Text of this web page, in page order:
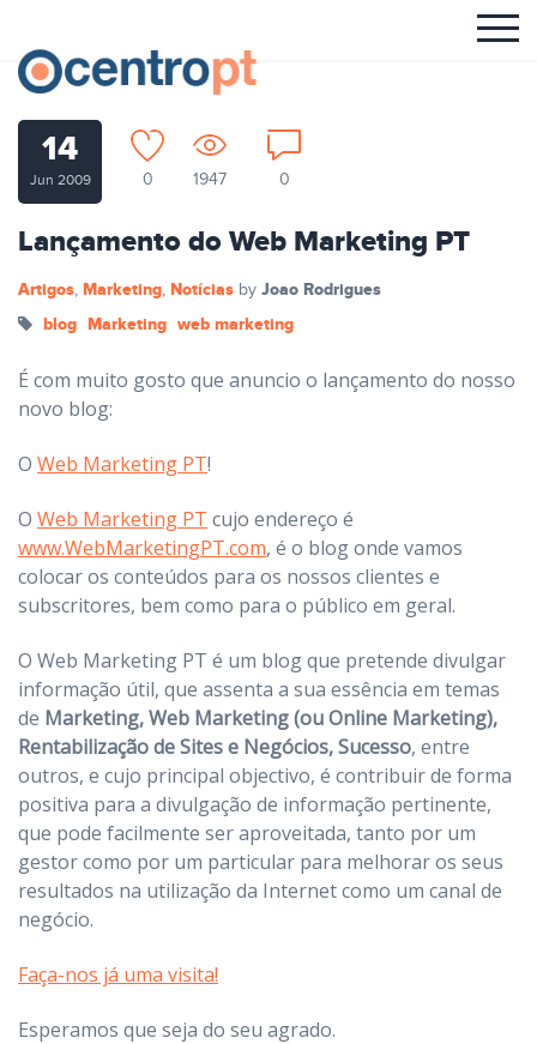
14
Jun 2009 0 1947 0
Lançamento do Web Marketing PT
Artigos, Marketing, Notícias by Joao Rodrigues
blog Marketing web marketing
É com muito gosto que anuncio o lançamento do nosso
novo blog:
O Web Marketing PT!
O Web Marketing PT cujo endereço é
www.WebMarketingPT.com, é o blog onde vamos
colocar os conteúdos para os nossos clientes e
subscritores, bem como para o público em geral.
O Web Marketing PT é um blog que pretende divulgar
informação útil, que assenta a sua essência em temas
de Marketing, Web Marketing (ou Online Marketing),
Rentabilização de Sites e Negócios, Sucesso, entre
outros, e cujo principal objectivo, é contribuir de forma
positiva para a divulgação de informação pertinente,
que pode facilmente ser aproveitada, tanto por um
gestor como por um particular para melhorar os seus
resultados na utilização da Internet como um canal de
negócio.
Faça-nos já uma visita!
Esperamos que seja do seu agrado.